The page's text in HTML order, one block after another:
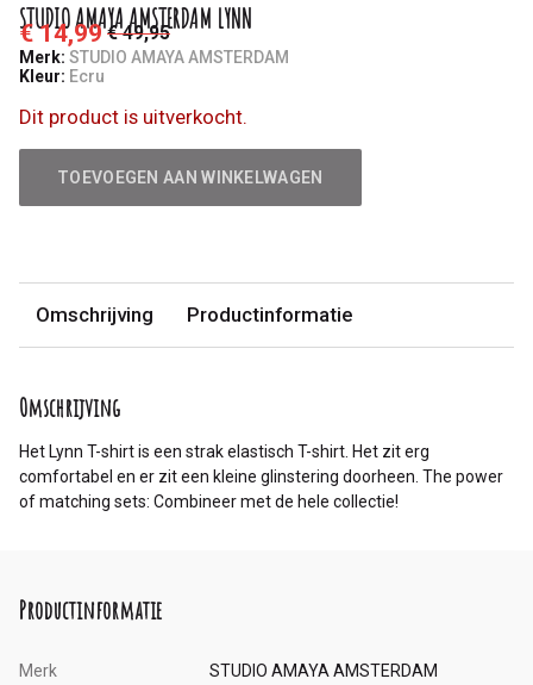
STUDIO AMAYA AMSTERDAM LYNN
€ 14,99 € 49,95
Merk: STUDIO AMAYA AMSTERDAM
Kleur: Ecru
Dit product is uitverkocht.
TOEVOEGEN AAN WINKELWAGEN
Omschrijving Productinformatie
Omschrijving
Het Lynn T-shirt is een strak elastisch T-shirt. Het zit erg
comfortabel en er zit een kleine glinstering doorheen. The power
of matching sets: Combineer met de hele collectie!
Productinformatie
Merk STUDIO AMAYA AMSTERDAM